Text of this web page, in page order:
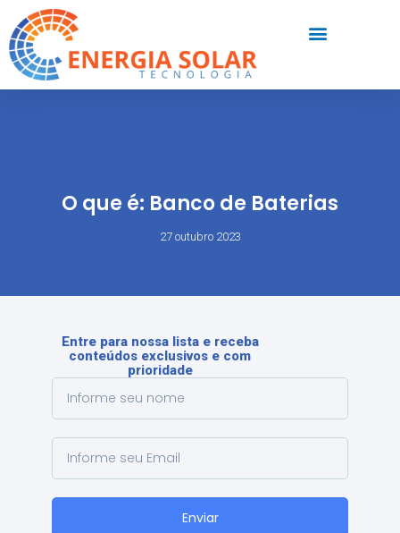
O que é: Banco de Baterias
27 outubro 2023
Enviar
Entre para nossa lista e receba
conteúdos exclusivos e com
prioridade